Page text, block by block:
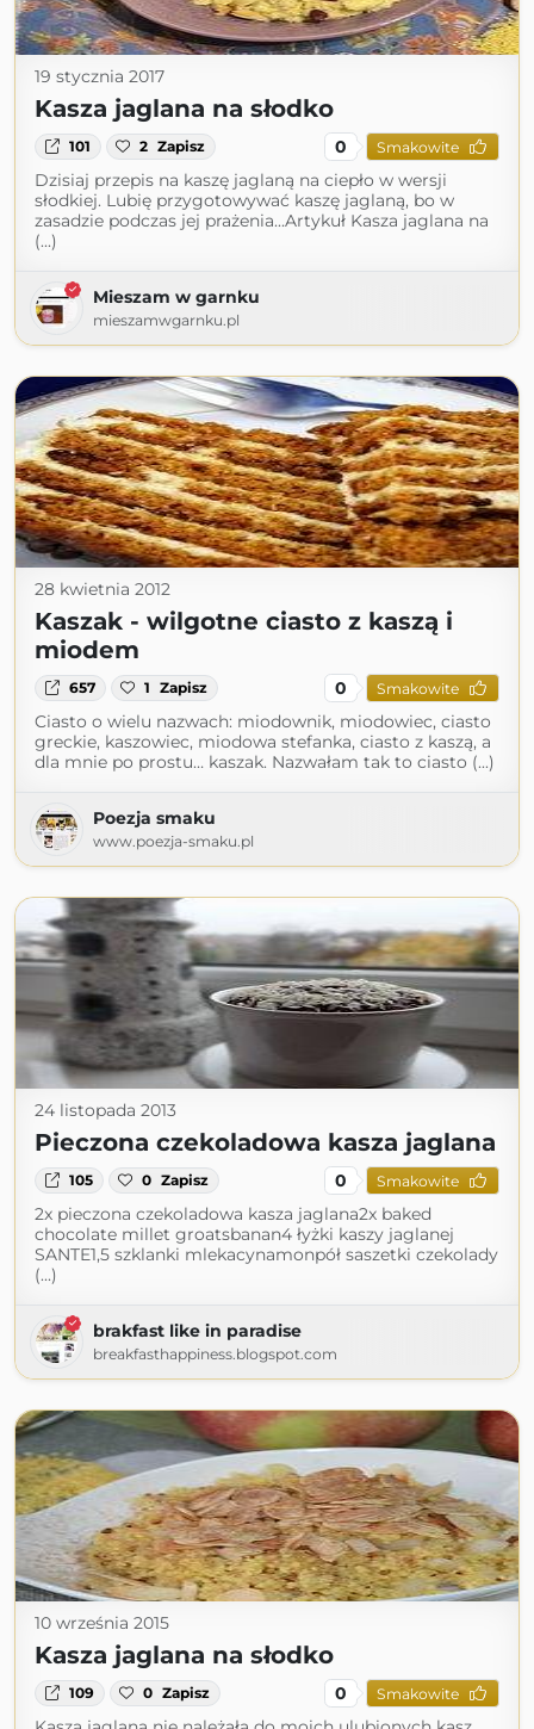
19 stycznia 2017
Kasza jaglana na słodko
101 2 Zapisz 0 Smakowite
Dzisiaj przepis na kaszę jaglaną na ciepło w wersji
słodkiej. Lubię przygotowywać kaszę jaglaną, bo w
zasadzie podczas jej prażenia...Artykuł Kasza jaglana na
(...)
Mieszam w garnku
mieszamwgarnku.pl
28 kwietnia 2012
Kaszak - wilgotne ciasto z kaszą i
miodem
657 1 Zapisz 0 Smakowite
Ciasto o wielu nazwach: miodownik, miodowiec, ciasto
greckie, kaszowiec, miodowa stefanka, ciasto z kaszą, a
dla mnie po prostu… kaszak. Nazwałam tak to ciasto (...)
Poezja smaku
www.poezja-smaku.pl
24 listopada 2013
Pieczona czekoladowa kasza jaglana
105 0 Zapisz 0 Smakowite
2x pieczona czekoladowa kasza jaglana2x baked
chocolate millet groatsbanan4 łyżki kaszy jaglanej
SANTE1,5 szklanki mlekacynamonpół saszetki czekolady
(...)
brakfast like in paradise
breakfasthappiness.blogspot.com
10 września 2015
Kasza jaglana na słodko
109 0 Zapisz 0 Smakowite